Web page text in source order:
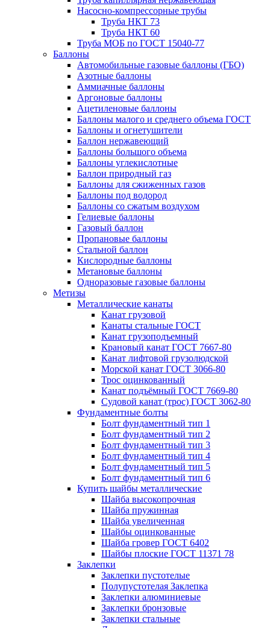
Насосно-компрессорные трубы
Труба НКТ 73
Труба НКТ 60
Труба МОБ по ГОСТ 15040-77
Баллоны
Автомобильные газовые баллоны (ГБО)
Азотные баллоны
Аммиачные баллоны
Аргоновые баллоны
Ацетиленовые баллоны
Баллоны малого и среднего объема ГОСТ
Баллоны и огнетушители
Баллон нержавеющий
Баллоны большого объема
Баллоны углекислотные
Баллон природный газ
Баллоны для сжиженных газов
Баллоны под водород
Баллоны со сжатым воздухом
Гелиевые баллоны
Газовый баллон
Пропановые баллоны
Стальной баллон
Кислородные баллоны
Метановые баллоны
Одноразовые газовые баллоны
Метизы
Металлические канаты
Канат грузовой
Канаты стальные ГОСТ
Канат грузоподъемный
Крановый канат ГОСТ 7667-80
Канат лифтовой грузолюдской
Морской канат ГОСТ 3066-80
Трос оцинкованный
Канат подъёмный ГОСТ 7669-80
Судовой канат (трос) ГОСТ 3062-80
Фундаментные болты
Болт фундаментный тип 1
Болт фундаментный тип 2
Болт фундаментный тип 3
Болт фундаментный тип 4
Болт фундаментный тип 5
Болт фундаментный тип 6
Купить шайбы металлические
Шайба высокопрочная
Шайба пружинная
Шайба увеличенная
Шайбы оцинкованные
Шайба гровер ГОСТ 6402
Шайбы плоские ГОСТ 11371 78
Заклепки
Заклепки пустотелые
Полупустотелая Заклепка
Заклепки алюминиевые
Заклепки бронзовые
Заклепки стальные